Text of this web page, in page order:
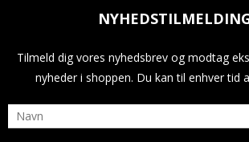
Tilmeld dig vores nyhedsbrev og modtag
nyheder i shoppen. Du kan til enhver tid